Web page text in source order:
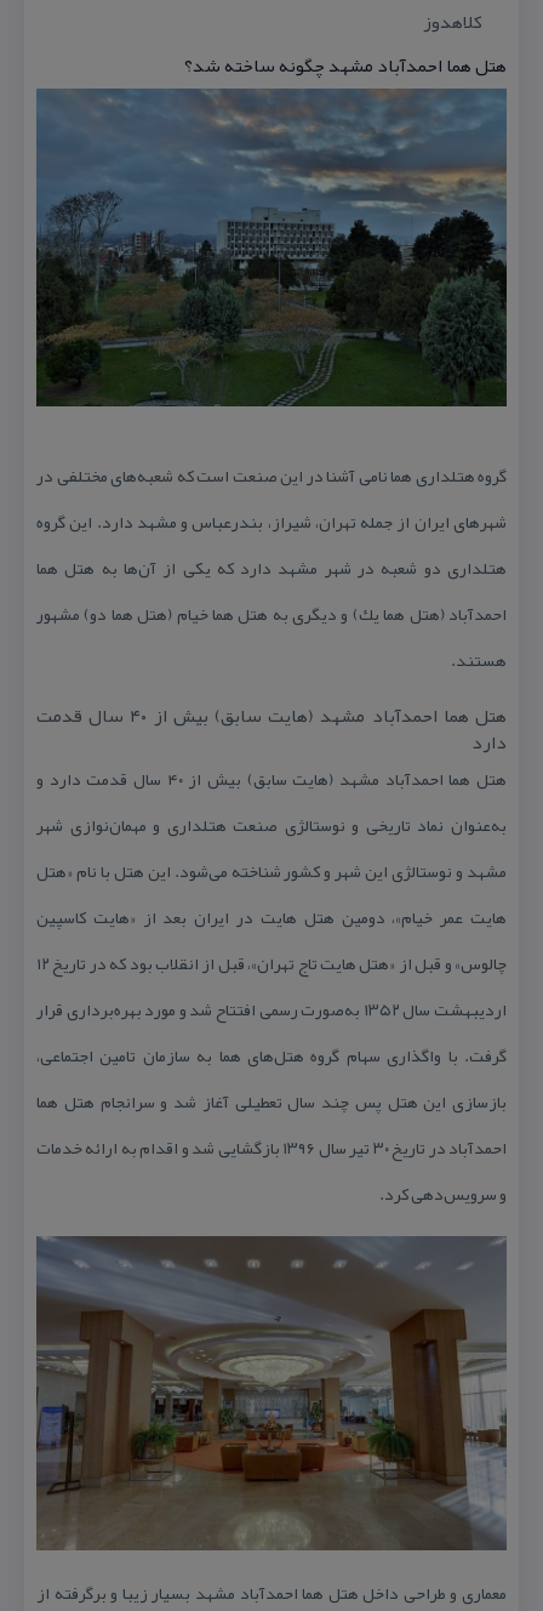
كلاهدوز
هتل هما احمدآباد مشهد چگونه ساخته شد؟
گروه هتلداری هما نامی آشنا در این صنعت است كه شعبه‌های مختلفی در
شهرهای ایران از جمله تهران، شیراز، بندرعباس و مشهد دارد. این گروه
هتلداری دو شعبه در شهر مشهد دارد كه یكی از آن‌ها به هتل هما
احمدآباد (هتل هما یك) و دیگری به هتل هما خیام (هتل هما دو) مشهور
هستند.
هتل هما احمدآباد مشهد (هایت سابق) بیش از ۴۰ سال قدمت
دارد
هتل هما احمدآباد مشهد (هایت سابق) بیش از ۴۰ سال قدمت دارد و
به‌عنوان نماد تاریخی و نوستالژی صنعت هتلداری و مهمان‌نوازی شهر
مشهد و نوستالژی این شهر و كشور شناخته می‌شود. این هتل با نام «هتل
هایت عمر خیام»، دومین هتل هایت در ایران بعد از «هایت كاسپین
چالوس» و قبل از «هتل هایت تاج تهران»، قبل از انقلاب بود كه در تاریخ ۱۲
اردیبهشت سال ۱۳۵۲ به‌صورت رسمی افتتاح شد و مورد بهره‌برداری قرار
گرفت. با واگذاری سهام گروه هتل‌های هما به سازمان تامین اجتماعی،
بازسازی این هتل پس چند سال تعطیلی آغاز شد و سرانجام هتل هما
احمدآباد در تاریخ ۳۰ تیر سال ۱۳۹۶ بازگشایی شد و اقدام به ارائه خدمات
و سرویس‌دهی كرد.
معماری و طراحی داخل هتل هما احمدآباد مشهد بسیار زیبا و برگرفته از